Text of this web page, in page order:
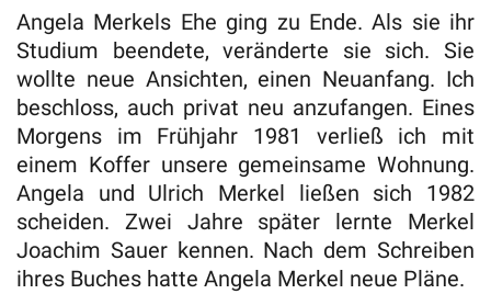
Angela Merkels Ehe ging zu Ende. Als sie ihr
Studium beendete, veränderte sie sich. Sie
wollte neue Ansichten, einen Neuanfang. Ich
beschloss, auch privat neu anzufangen. Eines
Morgens im Frühjahr 1981 verließ ich mit
einem Koffer unsere gemeinsame Wohnung.
Angela und Ulrich Merkel ließen sich 1982
scheiden. Zwei Jahre später lernte Merkel
Joachim Sauer kennen. Nach dem Schreiben
ihres Buches hatte Angela Merkel neue Pläne.